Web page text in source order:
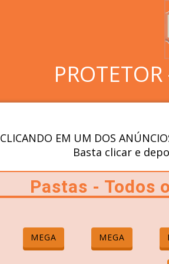
CLICANDO EM UM DOS
Basta clicar e
Pastas - Todos
MEGA MEGA